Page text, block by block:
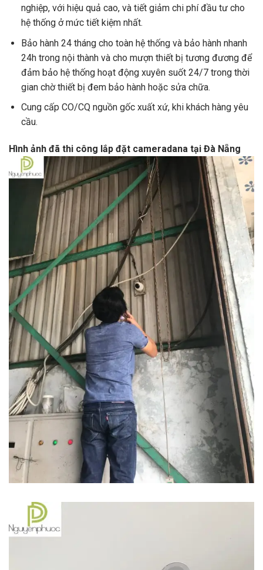
nghiệp, với hiệu quả cao, và tiết giảm chi phí đầu tư cho
hệ thống ở mức tiết kiệm nhất.
Bảo hành 24 tháng cho toàn hệ thống và bảo hành nhanh
24h trong nội thành và cho mượn thiết bị tương đương để
đảm bảo hệ thống hoạt động xuyên suốt 24/7 trong thời
gian chờ thiết bị đem bảo hành hoặc sửa chữa.
Cung cấp CO/CQ nguồn gốc xuất xứ, khi khách hàng yêu
cầu.
Hình ảnh đã thi công lắp đặt cameradana tại Đà Nẵng